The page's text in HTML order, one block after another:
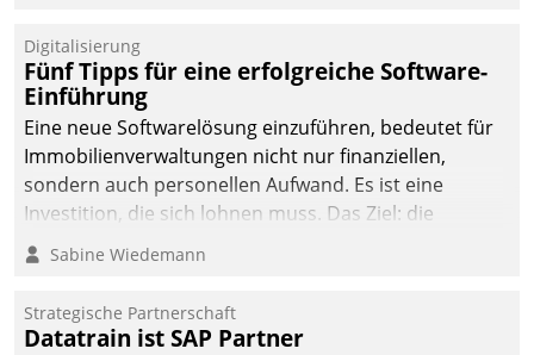
Digitalisierung
Fünf Tipps für eine erfolgreiche Software-
Einführung
Eine neue Softwarelösung einzuführen, bedeutet für
Immobilienverwaltungen nicht nur finanziellen,
sondern auch personellen Aufwand. Es ist eine
Investition, die sich lohnen muss. Das Ziel: die
nachhaltige Optimierung der Geschäftsabläufe. Damit
dieses Ziel erreicht wird, sollten einige Grundregeln
Sabine Wiedemann
Strategische Partnerschaft
Datatrain ist SAP Partner